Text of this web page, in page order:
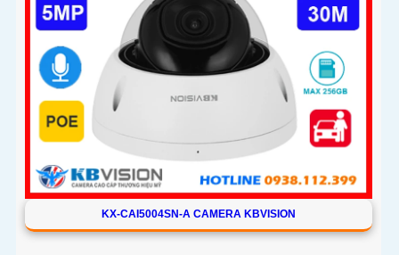
KX-CAI5004SN-A CAMERA KBVISION